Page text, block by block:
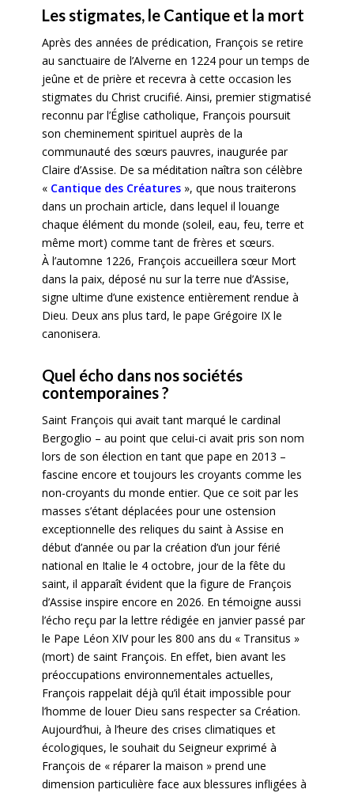
Les stigmates, le Cantique et la mort
Après des années de prédication, François se retire
au sanctuaire de l’Alverne en 1224 pour un temps de
jeûne et de prière et recevra à cette occasion les
stigmates du Christ crucifié. Ainsi, premier stigmatisé
reconnu par l’Église catholique, François poursuit
son cheminement spirituel auprès de la
communauté des sœurs pauvres, inaugurée par
Claire d’Assise. De sa méditation naîtra son célèbre
« Cantique des Créatures », que nous traiterons
dans un prochain article, dans lequel il louange
chaque élément du monde (soleil, eau, feu, terre et
même mort) comme tant de frères et sœurs.
À l’automne 1226, François accueillera sœur Mort
dans la paix, déposé nu sur la terre nue d’Assise,
signe ultime d’une existence entièrement rendue à
Dieu. Deux ans plus tard, le pape Grégoire IX le
canonisera.
Quel écho dans nos sociétés
contemporaines ?
Saint François qui avait tant marqué le cardinal
Bergoglio – au point que celui-ci avait pris son nom
lors de son élection en tant que pape en 2013 –
fascine encore et toujours les croyants comme les
non-croyants du monde entier. Que ce soit par les
masses s’étant déplacées pour une ostension
exceptionnelle des reliques du saint à Assise en
début d’année ou par la création d’un jour férié
national en Italie le 4 octobre, jour de la fête du
saint, il apparaît évident que la figure de François
d’Assise inspire encore en 2026. En témoigne aussi
l’écho reçu par la lettre rédigée en janvier passé par
le Pape Léon XIV pour les 800 ans du « Transitus »
(mort) de saint François. En effet, bien avant les
préoccupations environnementales actuelles,
François rappelait déjà qu’il était impossible pour
l’homme de louer Dieu sans respecter sa Création.
Aujourd’hui, à l’heure des crises climatiques et
écologiques, le souhait du Seigneur exprimé à
François de « réparer la maison » prend une
dimension particulière face aux blessures infligées à